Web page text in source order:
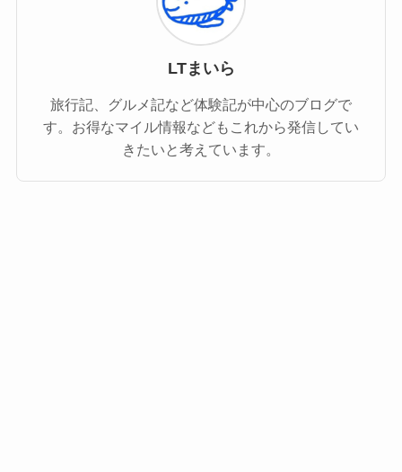
LTまいら
旅行記、グルメ記など体験記が中心のブログで
す。お得なマイル情報などもこれから発信してい
きたいと考えています。